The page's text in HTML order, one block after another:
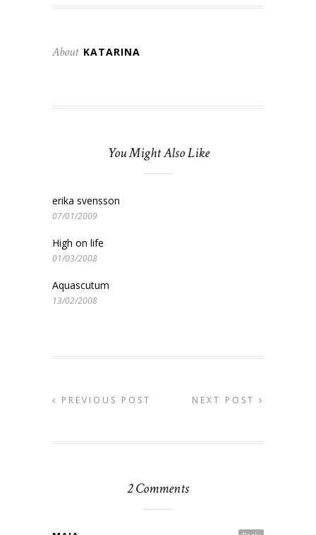
About KATARINA
You Might Also Like
erika svensson
07/01/2009
High on life
01/03/2008
Aquascutum
13/02/2008
PREVIOUS POST NEXT POST
2 Comments